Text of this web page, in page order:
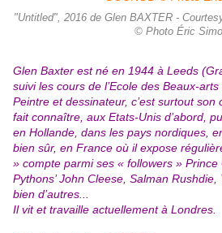
"Untitled", 2016 de Glen BAXTER -
© Photo Éric
Glen Baxter est né en 1944 à Leeds
suivi les cours de l’Ecole des Beaux-
Peintre et dessinateur, c’est surtout son
fait connaître, aux Etats-Unis d’abord,
en Hollande, dans les pays nordiques,
bien sûr, en France où il expose
» compte parmi ses « followers »
Pythons’ John Cleese, Salman
bien d’autres...
Il vit et travaille actuellement à Londres.